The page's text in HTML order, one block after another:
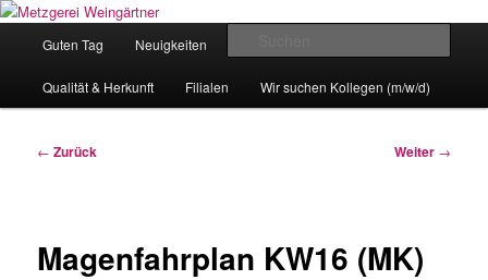
Zum
wechseln
Metzgerei Weingärtner
Eislingens leckere Adresse
Guten Tag Neuigkeiten
Qualität & Herkunft Filialen Wir suchen Kollegen (m/w/d)
Beitragsnavigation
← Zurück Weiter →
Magenfahrplan KW16 (MK)